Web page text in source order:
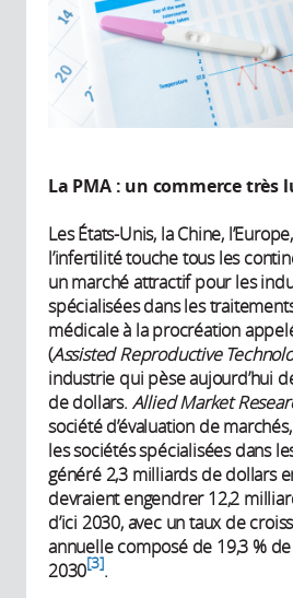
La PMA : un commerce très
Les États-Unis, la Chine,
l’infertilité touche tous les
un marché attractif pour les
spécialisées dans les
médicale à la procréation
(Assisted Reproductive
industrie qui pèse aujourd’hui
de dollars. Allied Market
société d’évaluation de
les sociétés spécialisées dans
généré 2,3 milliards de dollars
devraient engendrer 12,2
d’ici 2030, avec un taux de
annuelle composé de 19,3 %
2030 3 .